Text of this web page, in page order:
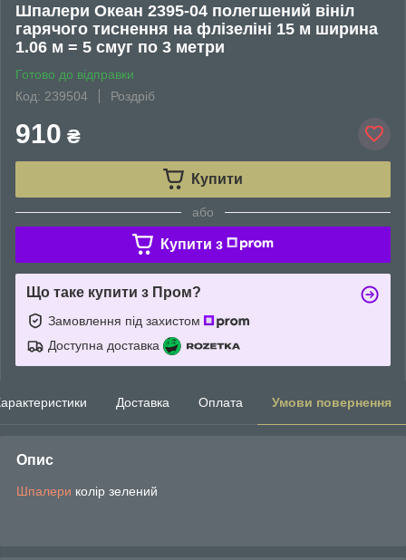
Шпалери Океан 2395-04 полегшений вініл
гарячого тиснення на флізеліні 15 м ширина
1.06 м = 5 смуг по 3 метри
Готово до відправки
Код: 239504
Роздріб
910 ₴
Купити
або
Купити з
Що таке купити з Пром?
Замовлення під захистом
Доступна доставка
Доставка Оплата Умови повернення
Опис
Шпалери колір зелений